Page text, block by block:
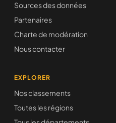
Sources des données
Partenaires
Charte de modération
Nous contacter
EXPLORER
Nos classements
Toutes les régions